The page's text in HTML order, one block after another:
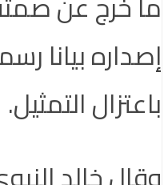
إصداره بيانا
باعتزال التمثيل.